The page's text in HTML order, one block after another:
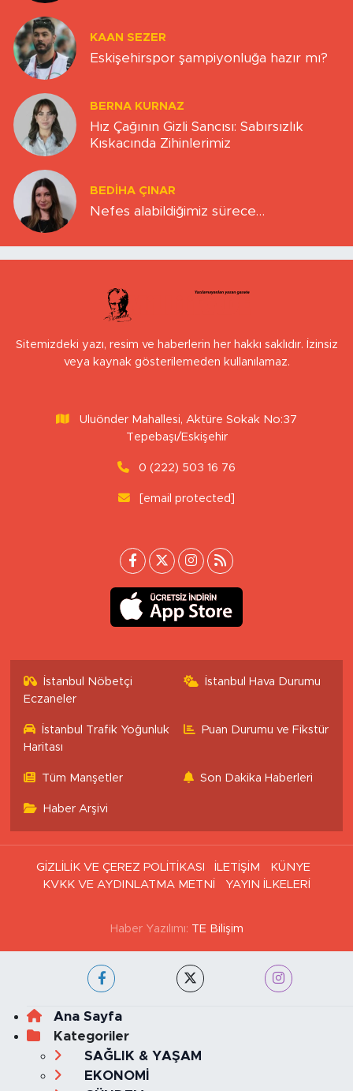
KAAN SEZER
Eskişehirspor şampiyonluğa hazır mı?
BERNA KURNAZ
Hız Çağının Gizli Sancısı: Sabırsızlık
Kıskacında Zihinlerimiz
BEDIHA ÇINAR
Nefes alabildiğimiz sürece…
Sitemizdeki yazı, resim ve haberlerin her hakkı saklıdır. İzinsiz
veya kaynak gösterilemeden kullanılamaz.
Uluönder Mahallesi, Aktüre Sokak No:37
Tepebaşı/Eskişehir
0 (222) 503 16 76
[email protected]
İstanbul Nöbetçi
Eczaneler
İstanbul Hava Durumu
İstanbul Trafik Yoğunluk
Haritası
Puan Durumu ve Fikstür
Tüm Manşetler Son Dakika Haberleri
Haber Arşivi
GİZLİLİK VE ÇEREZ POLİTİKASI İLETİŞİM
KÜNYE
KVKK VE AYDINLATMA METNİ
YAYIN İLKELERİ
Haber Yazılımı: TE Bilişim
Ana Sayfa
Kategoriler
SAĞLIK & YAŞAM
EKONOMİ